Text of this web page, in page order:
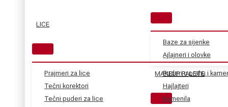
LICE
Prajmeri za lice
Tečni korektori
Tečni puderi za lice
Puderi u prahu i
Hajlajteri
Rumenila
Baze za sijenke
Ajlajneri i olovke
MAKEUP PALETE